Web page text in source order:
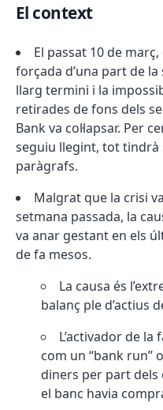
El context
El passat 10 de
forçada d’una part de la
llarg termini i la
retirades de fons dels
Bank va col·lapsar. Per
seguiu llegint, tot tindrà
paràgrafs.
Malgrat que la crisi
setmana passada, la
va anar gestant en els
de fa mesos.
La causa és
balanç ple d’actius
L’activador de la
com un “bank run”
diners per part dels
el banc havia